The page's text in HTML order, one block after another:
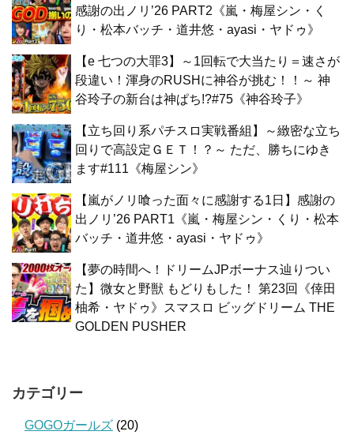
感謝の出ノリ’26 PART2《嵐・梅屋シン・く
り・松本バッチ・道井悠・ayasi・ヤドゥ》
【e 七つの大罪3】～1回転で大当たり＝速さが
段違い！渾身のRUSHに神谷が挑む！！～ 神
谷玲子の新台は神ぱち!?#75《神谷玲子》
【立ち回り系パチスロ実戦番組】～緻密な立ち
回りで高設定ＧＥＴ！？～ ただ、勝ちにゆき
ます#111《梅屋シン》
【嵐がノリ喰った面々に感謝する1日】感謝の
出ノリ’26 PART1《嵐・梅屋シン・くり・松本
バッチ・道井悠・ayasi・ヤドゥ》
【夢の時間へ！ドリームJPボーナス辿りつい
た】微女と野獣 もどりもした！ 第23回《倖田
柚希・ヤドゥ》スマスロ ビッグドリーム THE
GOLDEN PUSHER
カテゴリー
GOGOガールズ (20)